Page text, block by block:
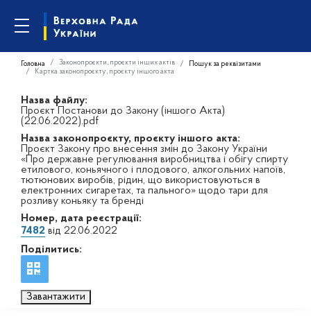
Головна Законопроєкти, проєкти інших актів
Пошук за реквізитами
Картка законопроєкту, проєкту іншого акта
Назва файлу:
Проєкт Постанови до Закону (іншого Акта)
(22.06.2022).pdf
Назва законопроєкту, проєкту іншого акта:
Проєкт Закону про внесення змін до Закону України
«Про державне регулювання виробництва і обігу спирту
етилового, коньячного і плодового, алкогольних напоїв,
тютюнових виробів, рідин, що використовуються в
електронних сигаретах, та пального» щодо тари для
розливу коньяку та бренді
Номер, дата реєстрації:
7482 від 22.06.2022
Поділитись:
Завантажити